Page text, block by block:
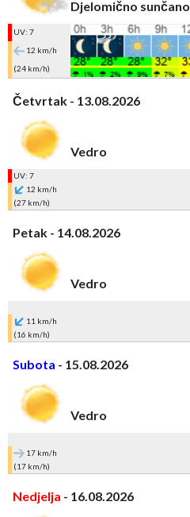
Djelomično sunčano
UV: 7
12 km/h
(24 km/h)
Četvrtak - 13.08.2026
Vedro
UV: 7
12 km/h
(27 km/h)
Petak - 14.08.2026
Vedro
11 km/h
(16 km/h)
Subota - 15.08.2026
Vedro
17 km/h
(17 km/h)
Nedjelja - 16.08.2026